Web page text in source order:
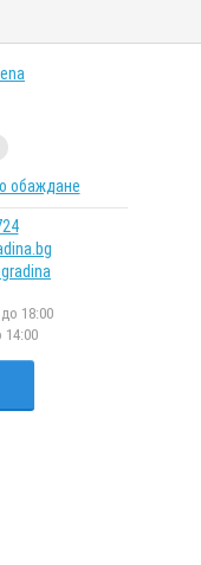
обаждане
18:00
14:00